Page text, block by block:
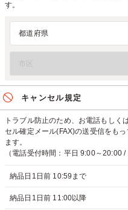
す。
キャンセル規定
トラブル防止のため、お電話もしく
セル確定メール(FAX)の送受信をも
ます。
（電話受付時間：平日 9:00～20:00 /
納品日1日前 10:59まで
納品日1日前 11:00以降